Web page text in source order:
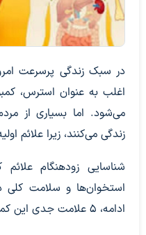
در سبک زندگی پرسرعت
اغلب به عنوان استرس،
زندگی می‌کنند، زیرا علائم
استخوان‌ها و سلامت کلی
ادامه، ۵ علامت جدی این کمبود را مرور می‌کنیم: